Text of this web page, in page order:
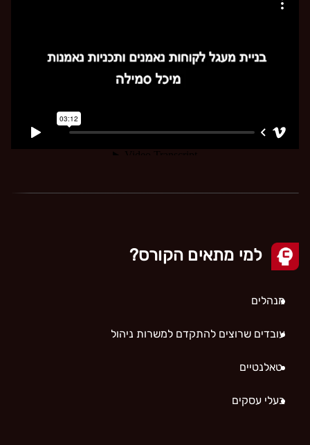
למי מתאים הקורס?
מנהלים
עובדים שרוצים להתקדם למשרות ניהול
טאלנטיים
בעלי עסקים